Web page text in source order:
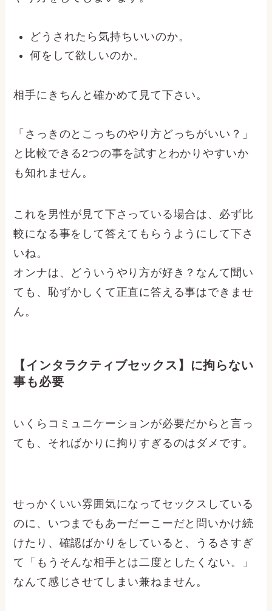
どうされたら気持ちいいのか。
何をして欲しいのか。
相手にきちんと確かめて見て下さい。
「さっきのとこっちのやり方どっちがいい？」
と比較できる2つの事を試すとわかりやすいか
も知れません。
これを男性が見て下さっている場合は、必ず比
較になる事をして答えてもらうようにして下さ
いね。
オンナは、どういうやり方が好き？なんて聞い
ても、恥ずかしくて正直に答える事はできませ
ん。
【インタラクティブセックス】に拘らない
事も必要
いくらコミュニケーションが必要だからと言っ
ても、そればかりに拘りすぎるのはダメです。
せっかくいい雰囲気になってセックスしている
のに、いつまでもあーだーこーだと問いかけ続
けたり、確認ばかりをしていると、うるさすぎ
て「もうそんな相手とは二度としたくない。」
なんて感じさせてしまい兼ねません。